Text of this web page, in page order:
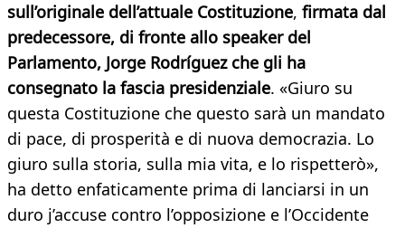
sull’originale dell’attuale Costituzione, firmata dal
predecessore, di fronte allo speaker del
Parlamento, Jorge Rodríguez che gli ha
consegnato la fascia presidenziale. «Giuro su
questa Costituzione che questo sarà un mandato
di pace, di prosperità e di nuova democrazia. Lo
giuro sulla storia, sulla mia vita, e lo rispetterò»,
ha detto enfaticamente prima di lanciarsi in un
duro j’accuse contro l’opposizione e l’Occidente